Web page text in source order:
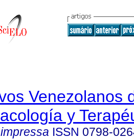
Venezolanos
y
ISSN 0798-